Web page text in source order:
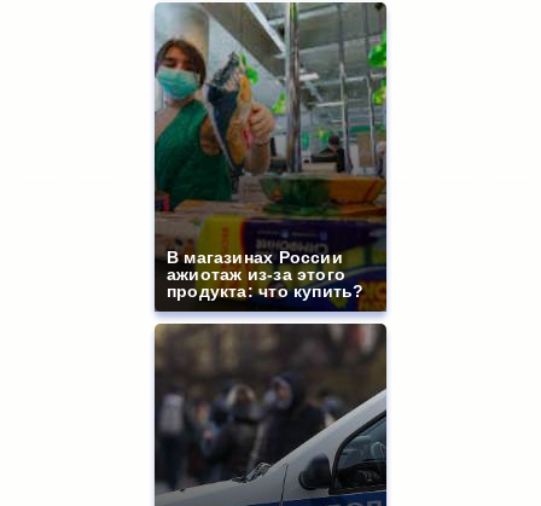
В магазинах России
ажиотаж из-за этого
продукта: что купить?